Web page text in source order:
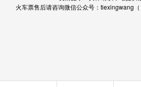
火车票售后请咨询微信公众号：tiexingwang（